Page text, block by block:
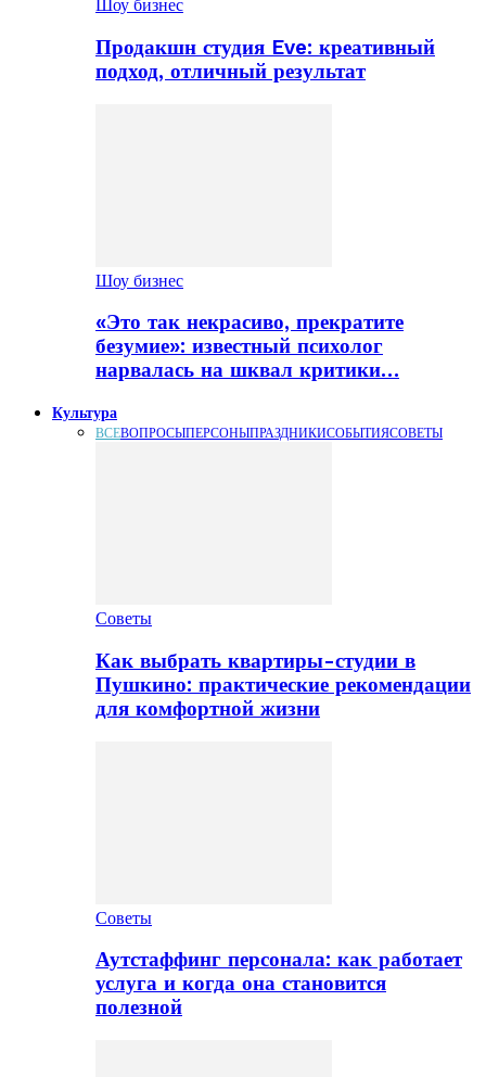
Шоу бизнес
Продакшн студия Eve: креативный
подход, отличный результат
Шоу бизнес
«Это так некрасиво, прекратите
безумие»: известный психолог
нарвалась на шквал критики…
Культура
ВСЕВОПРОСЫПЕРСОНЫПРАЗДНИКИСОБЫТИЯСОВЕТЫ
Советы
Как выбрать квартиры-студии в
Пушкино: практические рекомендации
для комфортной жизни
Советы
Аутстаффинг персонала: как работает
услуга и когда она становится
полезной